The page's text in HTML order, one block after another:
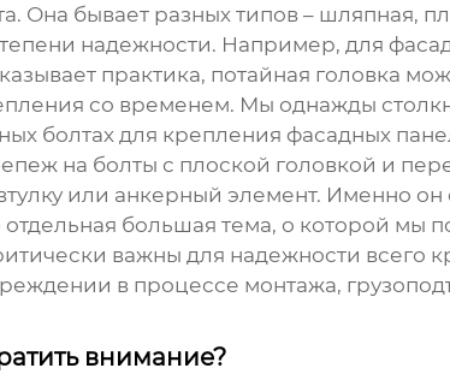
Она бывает разных типов – шляпная,
надежности. Например, для
практика, потайная головка
со временем. Мы однажды
болтах для крепления фасадных
на болты с плоской головкой и
или анкерный элемент. Именно
большая тема, о которой мы
важны для надежности
в процессе монтажа,
внимание?